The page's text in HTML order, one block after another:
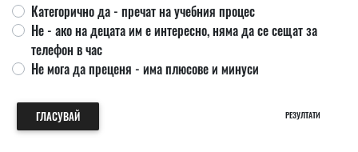
Категорично да - пречат на учебния процес
Не - ако на децата им е интересно, няма да се сещат за
телефон в час
Не мога да преценя - има плюсове и минуси
ГЛАСУВАЙ РЕЗУЛТАТИ